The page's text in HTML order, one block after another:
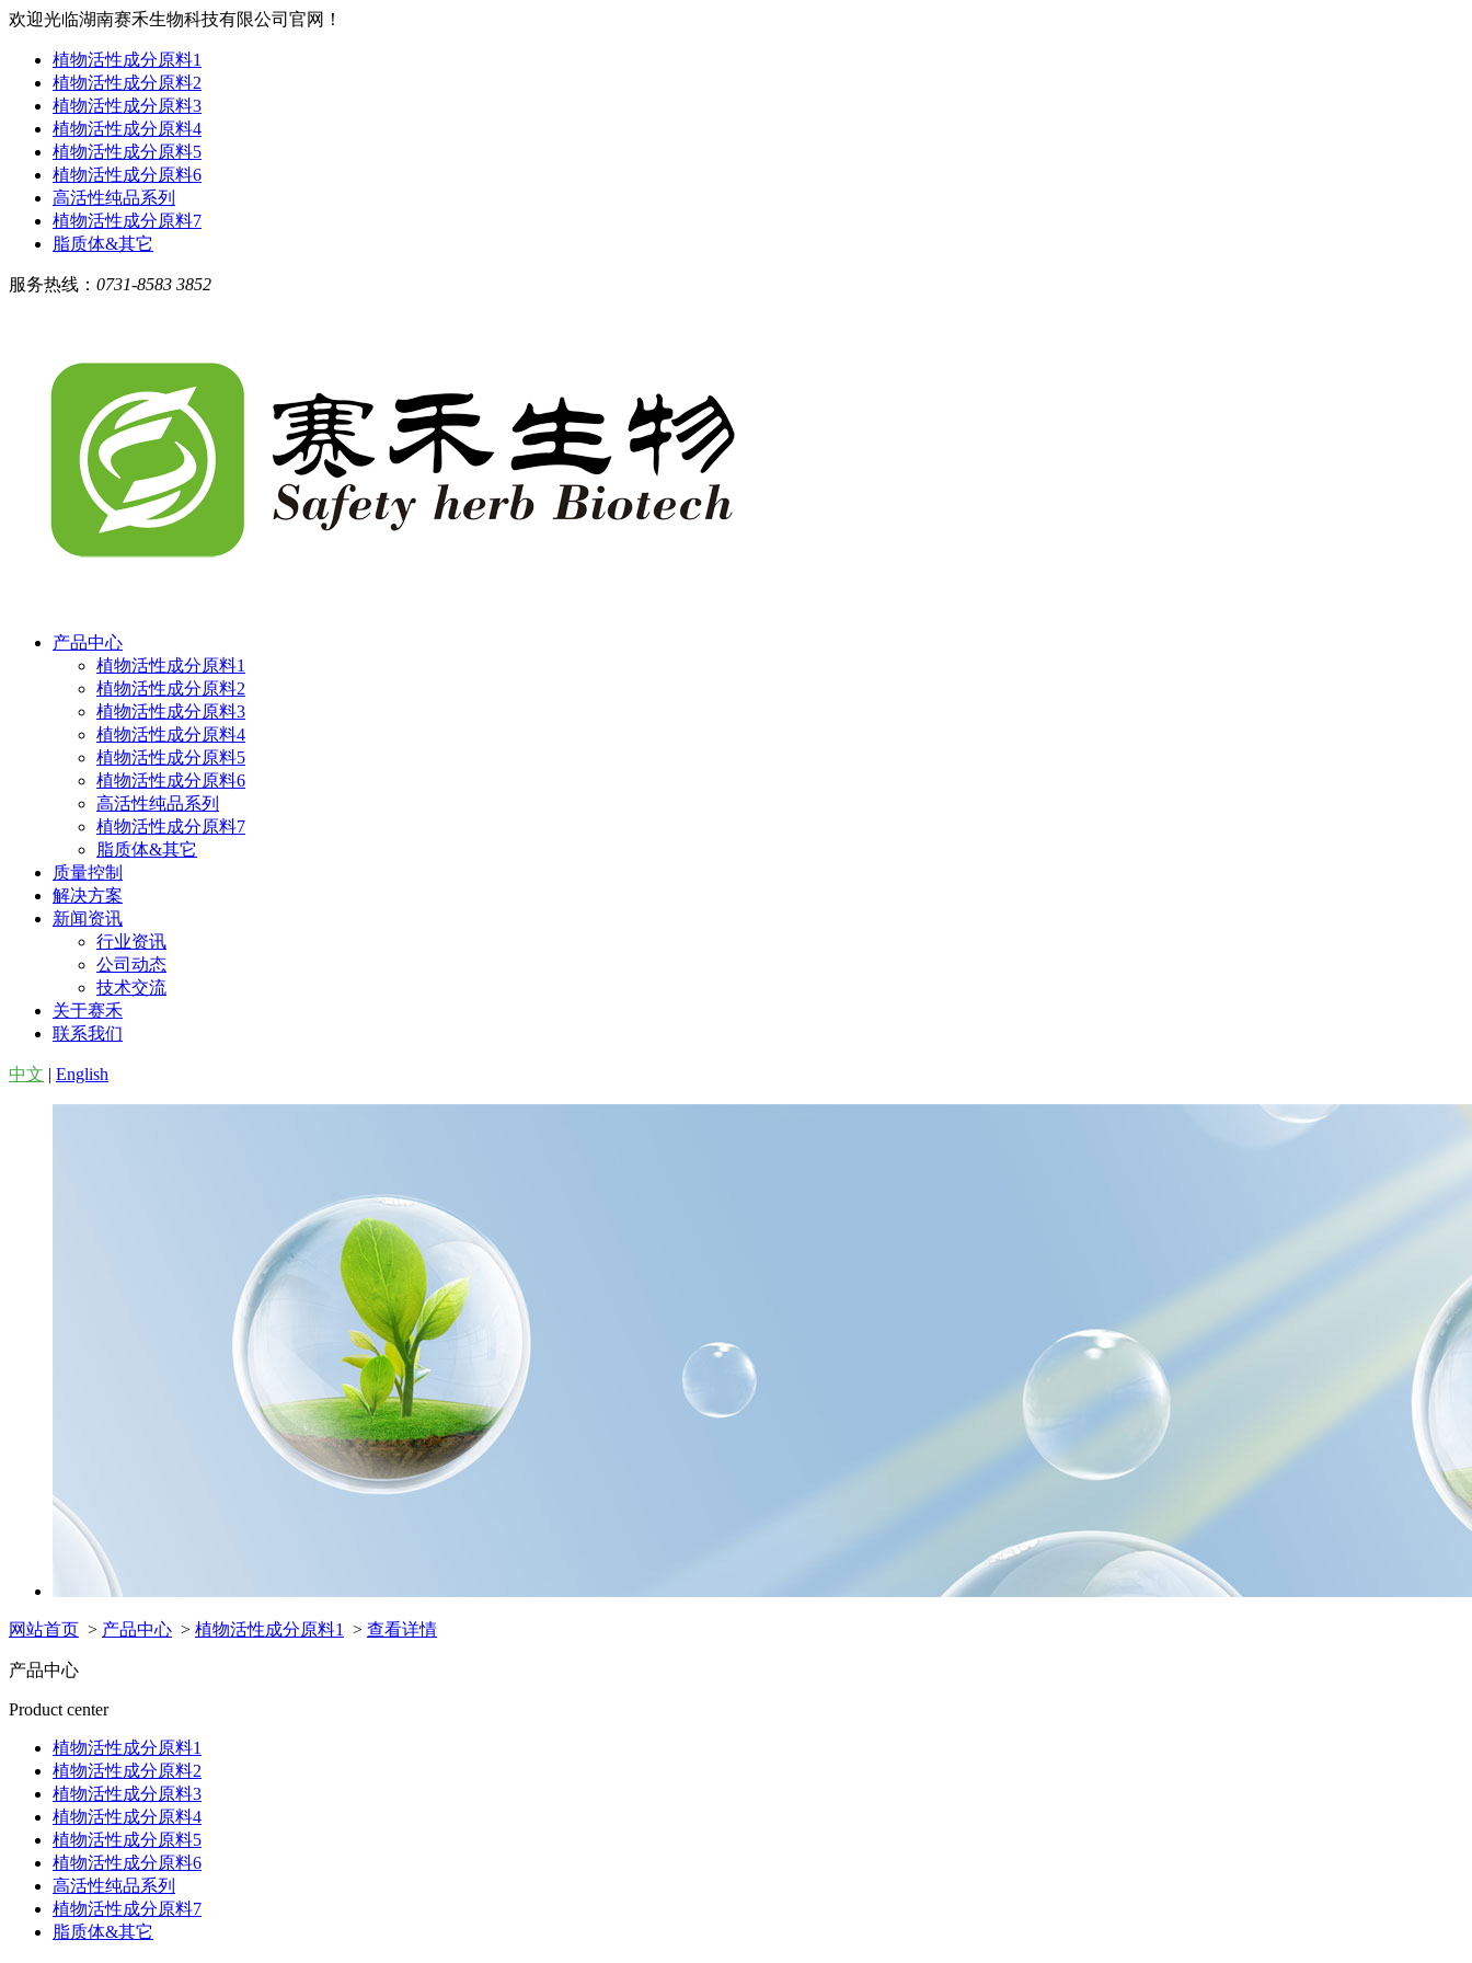
欢迎光临湖南赛禾生物科技有限公司官网！
植物活性成分原料1
植物活性成分原料2
植物活性成分原料3
植物活性成分原料4
植物活性成分原料5
植物活性成分原料6
高活性纯品系列
植物活性成分原料7
脂质体&其它
服务热线： 0731-8583 3852
产品中心
植物活性成分原料1
植物活性成分原料2
植物活性成分原料3
植物活性成分原料4
植物活性成分原料5
植物活性成分原料6
高活性纯品系列
植物活性成分原料7
脂质体&其它
质量控制
解决方案
新闻资讯
行业资讯
公司动态
技术交流
关于赛禾
联系我们
中文 | English
网站首页 > 产品中心 > 植物活性成分原料1 > 查看详情
产品中心
Product center
植物活性成分原料1
植物活性成分原料2
植物活性成分原料3
植物活性成分原料4
植物活性成分原料5
植物活性成分原料6
高活性纯品系列
植物活性成分原料7
脂质体&其它